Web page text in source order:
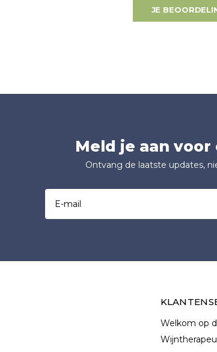
JE
Meld je aan
Ontvang de laatste updates,
Welkom op